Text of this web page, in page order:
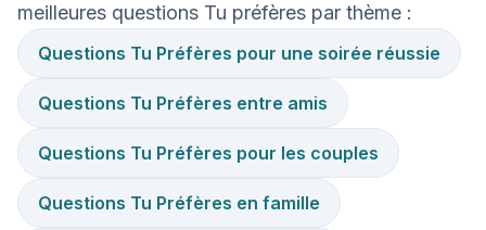
meilleures questions Tu préfères par thème :
Questions Tu Préfères pour une soirée réussie
Questions Tu Préfères entre amis
Questions Tu Préfères pour les couples
Questions Tu Préfères en famille